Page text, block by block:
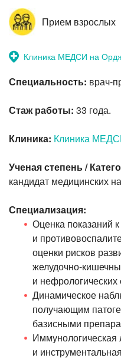
Прием взрослых
Клиника МЕДСИ на
Специальность: врач-
Стаж работы: 33 года.
Клиника: Клиника
Ученая степень /
кандидат медицинских
Специализация:
Оценка показаний
и
оценки рисков
желудочно-
и
Динамическое
получающим
базисными
Иммунологическая
и